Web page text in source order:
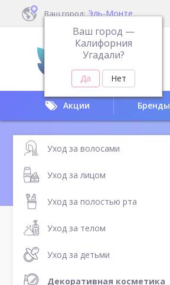
Ваш город: Эль-Монте
Ваш город —
Калифорния
Угадали?
Акции Бренды
Уход за волосами
Уход за лицом
Уход за полостью рта
Уход за телом
Уход за детьми
Декоративная косметика